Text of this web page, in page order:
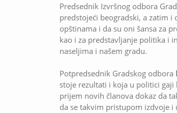
Predsednik Izvršnog odbora
predstojeći beogradski, a zatim i
opštinama i da su oni šansa za
kao i za predstavljanje politika i
naseljima i našem gradu.
Potpredsednik Gradskog odbora
stoje rezultati i koja u politici
prijem novih članova dokaz da
da se takvim pristupom izdvoje i